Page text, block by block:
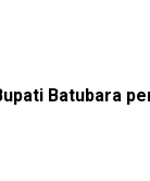
Batubara